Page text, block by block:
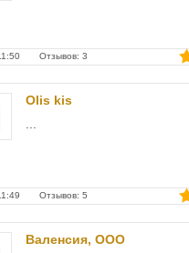
11:50 Отзывов: 3
Olis kis
11:49 Отзывов: 5
Валенсия, ООО